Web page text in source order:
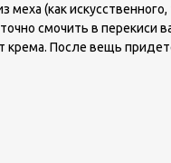
меха (как искусственного,
смочить в перекиси
крема. После вещь